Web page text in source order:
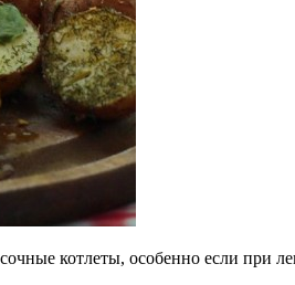
котлеты, особенно если при